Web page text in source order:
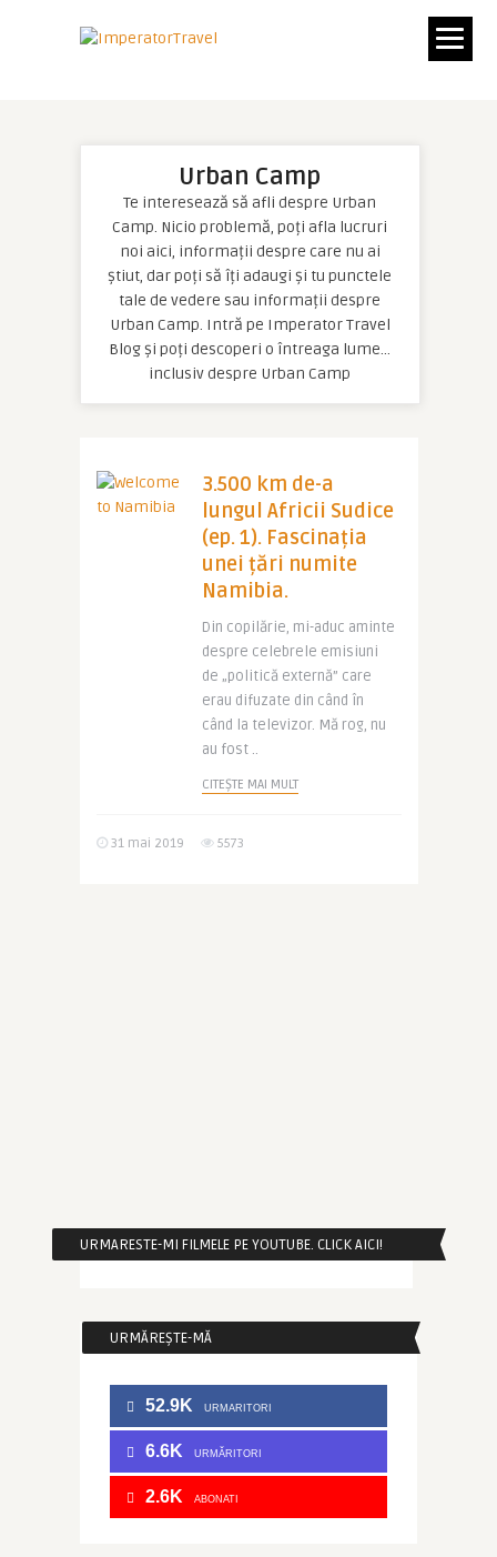
Urban Camp
Te interesează să afli despre Urban
Camp. Nicio problemă, poți afla lucruri
noi aici, informații despre care nu ai
știut, dar poți să îți adaugi și tu punctele
tale de vedere sau informații despre
Urban Camp. Intră pe Imperator Travel
Blog și poți descoperi o întreaga lume…
inclusiv despre Urban Camp
3.500 km de-a
lungul Africii Sudice
(ep. 1). Fascinația
unei țări numite
Namibia.
Din copilărie, mi-aduc aminte
despre celebrele emisiuni
de „politică externă” care
erau difuzate din când în
când la televizor. Mă rog, nu
au fost ..
CITEȘTE MAI MULT
31 mai 2019 5573
URMARESTE-MI FILMELE PE YOUTUBE. CLICK AICI!
URMĂREȘTE-MĂ
52.9K URMARITORI
6.6K URMĂRITORI
2.6K ABONATI